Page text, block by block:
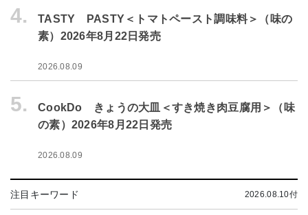
4.
TASTY PASTY＜トマトペースト調味料＞（味の
素）2026年8月22日発売
2026.08.09
5.
CookDo きょうの大皿＜すき焼き肉豆腐用＞（味
の素）2026年8月22日発売
2026.08.09
注目キーワード 2026.08.10付